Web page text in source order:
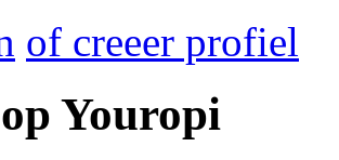
of creeer profiel
Youropi